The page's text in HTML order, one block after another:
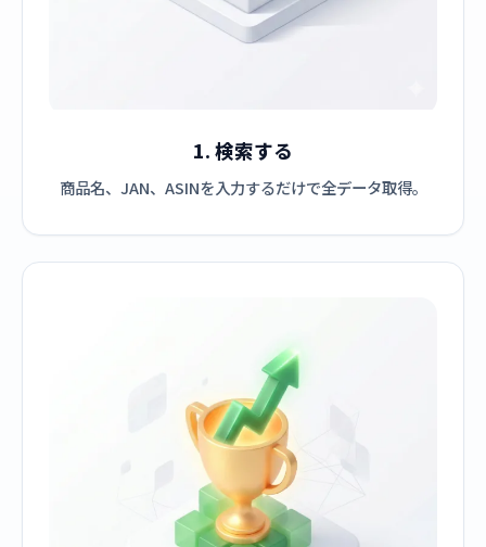
1. 検索する
商品名、JAN、ASINを入力するだけで全データ取得。